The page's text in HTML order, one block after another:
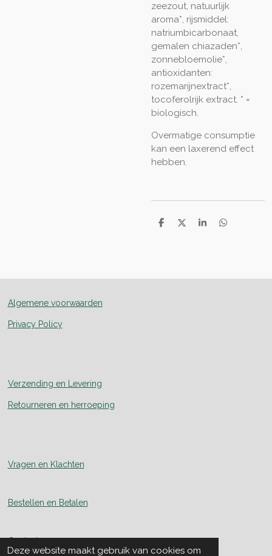
Deze website maakt gebruik van cookies om
zeezout, natuurlijk
aroma*, rijsmiddel:
natriumbicarbonaat,
gemalen chiazaden*,
zonnebloemolie*,
antioxidanten:
rozemarijnextract*,
tocoferolrijk extract. * =
biologisch.
Overmatige consumptie
kan een laxerend effect
hebben.
D
D
S
D
Algemene voorwaarden
Privacy Policy
Verzending en Levering
Retourneren en herroeping
Vragen en Klachten
Bestellen en Betalen
Contact